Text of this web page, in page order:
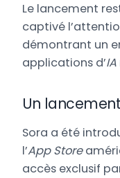
Le lancement
captivé
démontrant un
applications d’IA
Un
Sora a été
l’App Store
accès exclusif